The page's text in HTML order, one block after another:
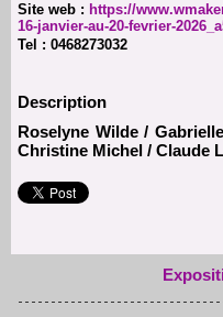
Site web : https://
16-janvier-au-20-fevrier-
Tel : 0468273032
Description
Roselyne Wilde /
Christine Michel / Claude